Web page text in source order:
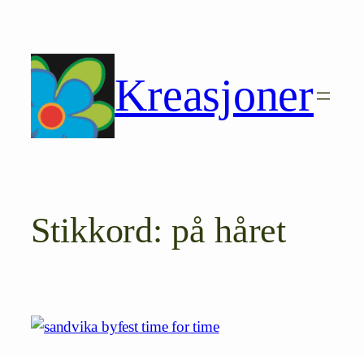
innhold
Kreasjoner
Stikkord: på håret